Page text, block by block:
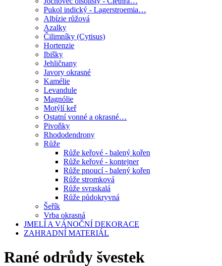
Pukol indický - Lagerstroemia…
Albízie růžová
Azalky
Čilimníky (Cytisus)
Hortenzie
Ibišky
Jehličnany
Javory okrasné
Kamélie
Levandule
Magnólie
Motýlí keř
Ostatní vonné a okrasné…
Pivoňky
Rhododendrony
Růže
Růže keřové - balený kořen
Růže keřové - kontejner
Růže pnoucí - balený kořen
Růže stromková
Růže svraskalá
Růže půdokryvná
Šeřík
Vrba okrasná
JMELÍ A VÁNOČNÍ DEKORACE
ZAHRADNÍ MATERIÁL
Rané odrůdy švestek